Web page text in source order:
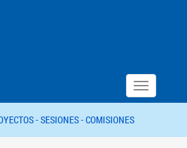
Toggle
navigation
-SESIONES -COMISIONES